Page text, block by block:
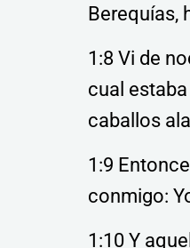
Berequías,
1:8 Vi de
cual
caballos
1:9
conmigo:
1:10 Y